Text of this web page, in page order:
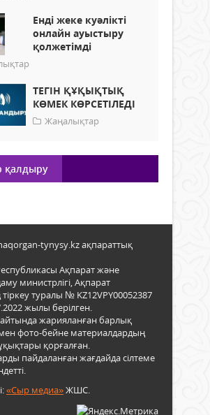
Енді жеке куәлікті
онлайн ауыстыру
қолжетімді
ТЕГІН ҚҰҚЫҚТЫҚ
КӨМЕК КӨРСЕТІЛЕДІ
Жаңалықтар
қалдыру
tynysy.kz ақпараттық
Ақпарат және
министрлігі, Ақпарат
тіркеу туралы № KZ12VPY00052387
жылы берілген.
жарияланған барлық
фото-бейне материалдардың
қорғалған.
пайдаланған жағдайда сілтеме
«Сыр медиа»ЖШС.